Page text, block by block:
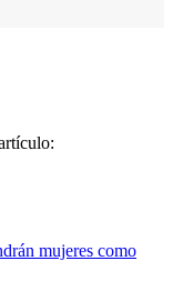
mujeres como